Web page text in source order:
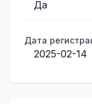
Да
Дата
2025-02-14